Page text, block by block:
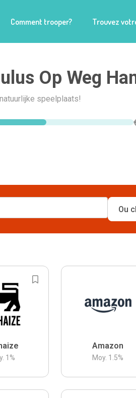
Comment trooper? Trouvez
Op Weg
speelplaats!
1 %
Amazon
Moy. 1.5%